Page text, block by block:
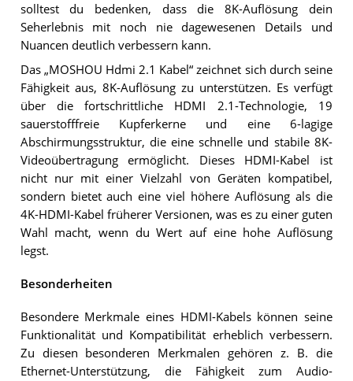
solltest du bedenken, dass die 8K-Auflösung dein
Seherlebnis mit noch nie dagewesenen Details und
Nuancen deutlich verbessern kann.
Das „MOSHOU Hdmi 2.1 Kabel“ zeichnet sich durch seine
Fähigkeit aus, 8K-Auflösung zu unterstützen. Es verfügt
über die fortschrittliche HDMI 2.1-Technologie, 19
sauerstofffreie Kupferkerne und eine 6-lagige
Abschirmungsstruktur, die eine schnelle und stabile 8K-
Videoübertragung ermöglicht. Dieses HDMI-Kabel ist
nicht nur mit einer Vielzahl von Geräten kompatibel,
sondern bietet auch eine viel höhere Auflösung als die
4K-HDMI-Kabel früherer Versionen, was es zu einer guten
Wahl macht, wenn du Wert auf eine hohe Auflösung
legst.
Besonderheiten
Besondere Merkmale eines HDMI-Kabels können seine
Funktionalität und Kompatibilität erheblich verbessern.
Zu diesen besonderen Merkmalen gehören z. B. die
Ethernet-Unterstützung, die Fähigkeit zum Audio-